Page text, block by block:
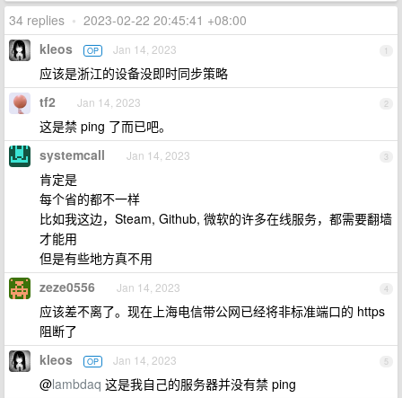
34 replies • 2023-02-22 20:45:41 +08:00
1
kleos OP Jan 14, 2023
应该是浙江的设备没即时同步策略
2
tf2 Jan 14, 2023
这是禁 ping 了而已吧。
3
systemcall Jan 14, 2023
肯定是
每个省的都不一样
比如我这边，Steam, Github, 微软的许多在线服务，都需要翻墙
才能用
但是有些地方真不用
4
zeze0556 Jan 14, 2023
应该差不离了。现在上海电信带公网已经将非标准端口的 https
阻断了
5
kleos OP Jan 14, 2023
@lambdaq 这是我自己的服务器并没有禁 ping